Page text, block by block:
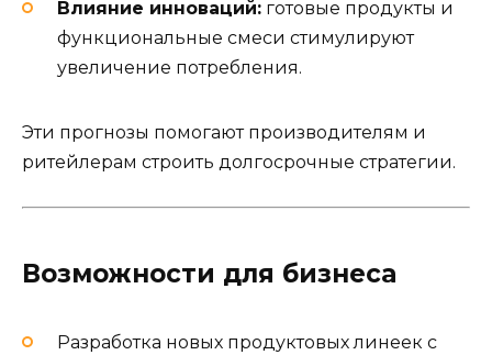
Влияние инноваций: готовые продукты и
функциональные смеси стимулируют
увеличение потребления.
Эти прогнозы помогают производителям и
ритейлерам строить долгосрочные стратегии.
Возможности для бизнеса
Разработка новых продуктовых линеек с